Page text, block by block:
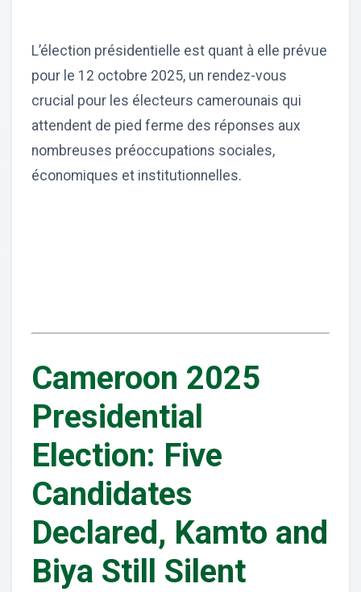
L’élection présidentielle est quant à elle prévue
pour le 12 octobre 2025, un rendez-vous
crucial pour les électeurs camerounais qui
attendent de pied ferme des réponses aux
nombreuses préoccupations sociales,
économiques et institutionnelles.
Cameroon 2025
Presidential
Election: Five
Candidates
Declared, Kamto and
Biya Still Silent